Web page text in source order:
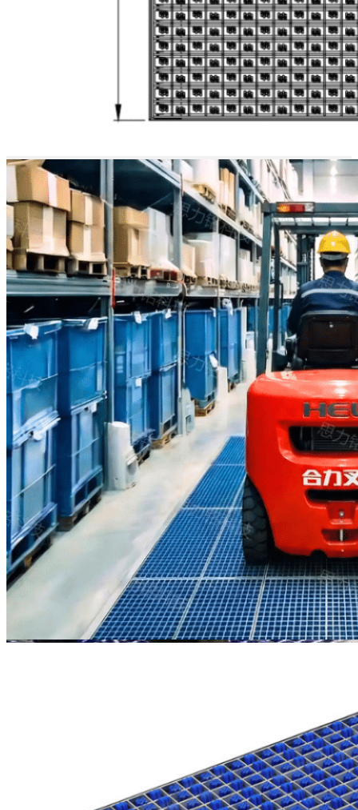
成本低廉
车辆驶过时，碎屑会落入集成
托盘中。日常清洁非常快捷
——只需掀起格栅，然后用扫
帚清扫或用吸尘器清理托盘即
可。
当刷毛最终磨损时，可以快速
且经济地更换单个刷条，从而
将整体维护费用降至最低。